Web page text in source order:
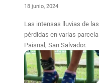
18 junio, 2024
Las intensas lluvias de
pérdidas en varias
Paisnal, San Salvador.